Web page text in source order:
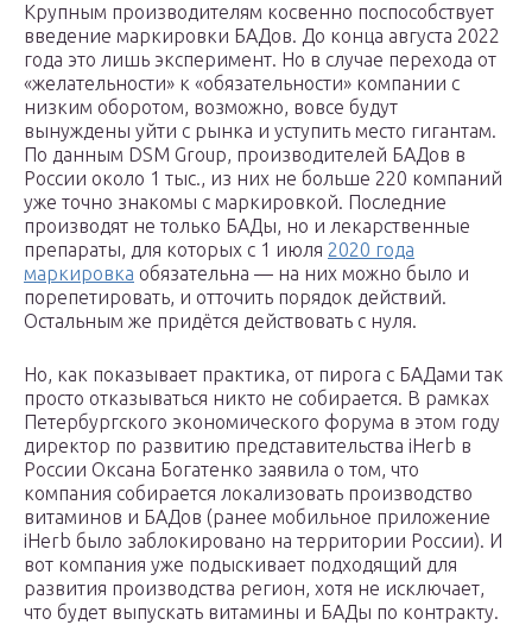
Крупным производителям косвенно поспособствует
введение маркировки БАДов. До конца августа 2022
года это лишь эксперимент. Но в случае перехода от
«желательности» к «обязательности» компании с
низким оборотом, возможно, вовсе будут
вынуждены уйти с рынка и уступить место гигантам.
По данным DSM Group, производителей БАДов в
России около 1 тыс., из них не больше 220 компаний
уже точно знакомы с маркировкой. Последние
производят не только БАДы, но и лекарственные
препараты, для которых с 1 июля 2020 года
маркировка обязательна — на них можно было и
порепетировать, и отточить порядок действий.
Остальным же придётся действовать с нуля.
Но, как показывает практика, от пирога с БАДами так
просто отказываться никто не собирается. В рамках
Петербургского экономического форума в этом году
директор по развитию представительства iHerb в
России Оксана Богатенко заявила о том, что
компания собирается локализовать производство
витаминов и БАДов (ранее мобильное приложение
iHerb было заблокировано на территории России). И
вот компания уже подыскивает подходящий для
развития производства регион, хотя не исключает,
что будет выпускать витамины и БАДы по контракту.